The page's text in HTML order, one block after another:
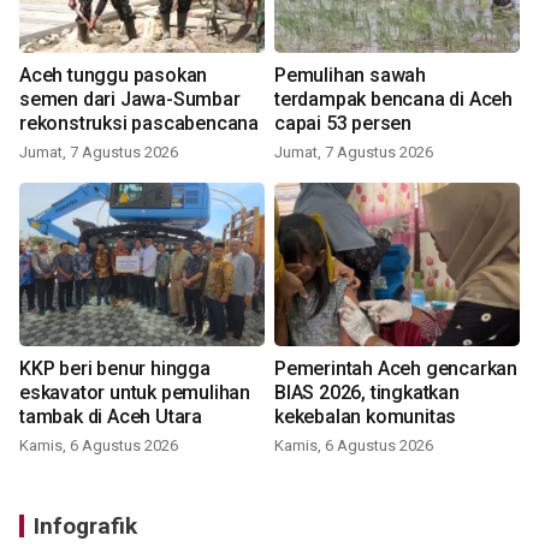
Aceh tunggu pasokan
semen dari Jawa-Sumbar
rekonstruksi pascabencana
Jumat, 7 Agustus 2026
Pemulihan sawah
terdampak bencana di Aceh
capai 53 persen
Jumat, 7 Agustus 2026
KKP beri benur hingga
eskavator untuk pemulihan
tambak di Aceh Utara
Kamis, 6 Agustus 2026
Pemerintah Aceh gencarkan
BIAS 2026, tingkatkan
kekebalan komunitas
Kamis, 6 Agustus 2026
Infografik